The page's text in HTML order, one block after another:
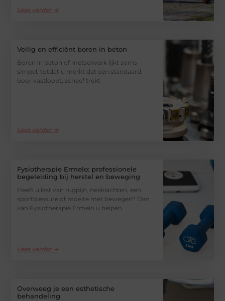
Lees verder ➜
Veilig en efficiënt boren in beton
Boren in beton of metselwerk lijkt soms
simpel, totdat u merkt dat een standaard
boor vastloopt, scheef trekt
Lees verder ➜
Fysiotherapie Ermelo: professionele
begeleiding bij herstel en beweging
Heeft u last van rugpijn, nekklachten, een
sportblessure of moeite met bewegen? Dan
kan Fysiotherapie Ermelo u helpen
Lees verder ➜
Overweeg je een esthetische
behandeling